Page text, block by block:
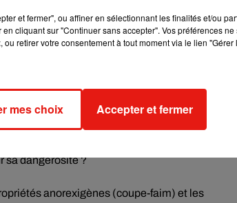
les plus de 6 500 constituées à l'occasion de
public cette affaire, l'un des pires scandales
question a été centrale : comment le Mediator
sa dangerosité ?
anorexigènes (coupe-faim) et les
et fermer", ou affiner en sélectionnant les finalités et/ou
cliquant sur "Continuer sans accepter". Vos préférences
ou retirer votre consentement à tout moment via le lien
mes choix Accepter et fermer